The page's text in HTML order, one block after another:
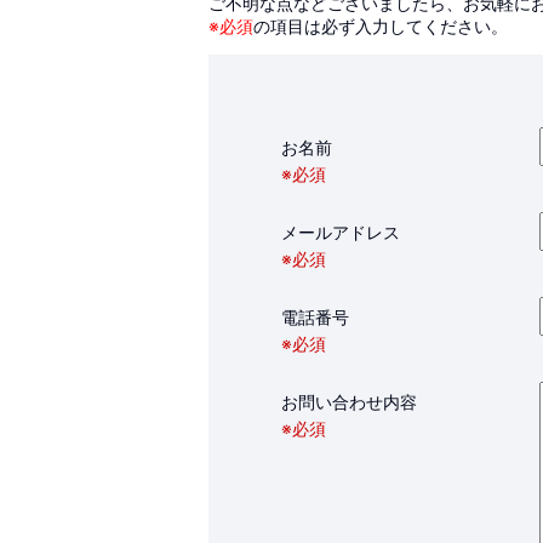
※必須の項目は必ず入力してください。
お名前
※必須
メールアドレス
※必須
電話番号
※必須
お問い合わせ内容
※必須